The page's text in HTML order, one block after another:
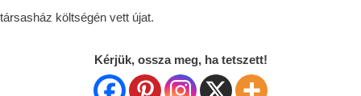
társasház költségén vett újat.
Kérjük, ossza meg, ha tetszett!